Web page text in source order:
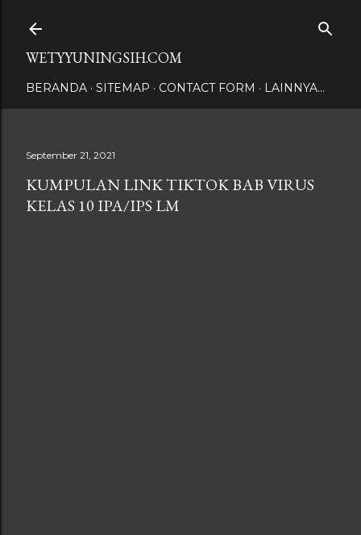
WETYYUNINGSIH.COM
BERANDA SITEMAP CONTACT FORM LAINNYA…
September 21, 2021
KUMPULAN LINK TIKTOK BAB VIRUS
KELAS 10 IPA/IPS LM